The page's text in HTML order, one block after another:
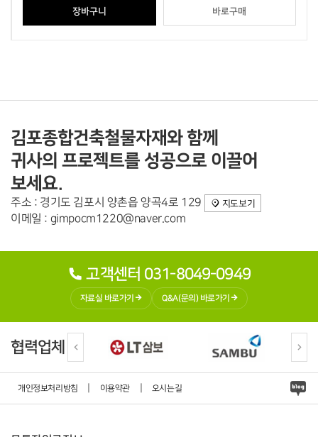
장바구니 바로구매
김포종합건축철물자재와 함께
귀사의 프로젝트를 성공으로 이끌어
보세요.
주소 : 경기도 김포시 양촌읍 양곡4로 129 지도보기
이메일 : gimpocm1220@naver.com
고객센터 031-8049-0949
자료실 바로가기 Q&A(문의) 바로가기
협력업체
개인정보처리방침 이용약관 오시는길